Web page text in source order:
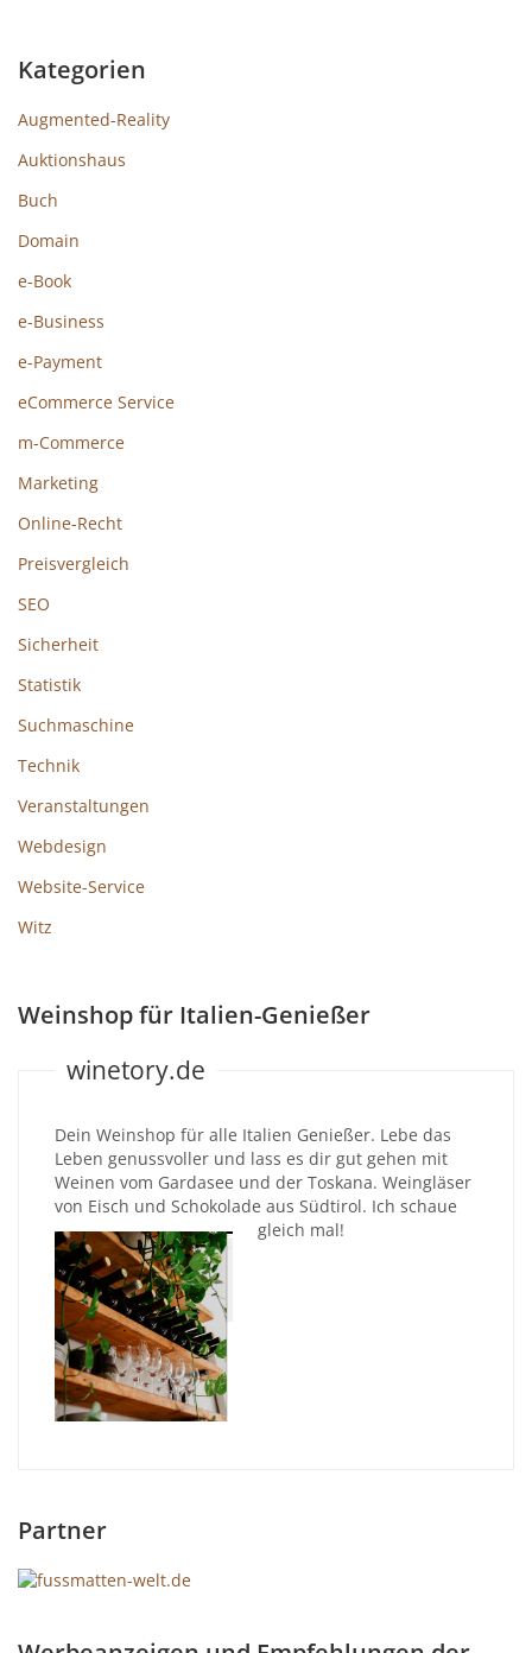
Kategorien
Augmented-Reality
Auktionshaus
Buch
Domain
e-Book
e-Business
e-Payment
eCommerce Service
m-Commerce
Marketing
Online-Recht
Preisvergleich
SEO
Sicherheit
Statistik
Suchmaschine
Technik
Veranstaltungen
Webdesign
Website-Service
Witz
Weinshop für Italien-Genießer
winetory.de
Dein Weinshop für alle Italien Genießer. Lebe das
Leben genussvoller und lass es dir gut gehen mit
Weinen vom Gardasee und der Toskana. Weingläser
von Eisch und Schokolade aus Südtirol. Ich schaue
gleich mal!
Partner